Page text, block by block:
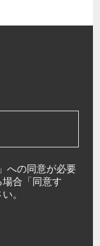
」への同意が必要
合「同意す
。